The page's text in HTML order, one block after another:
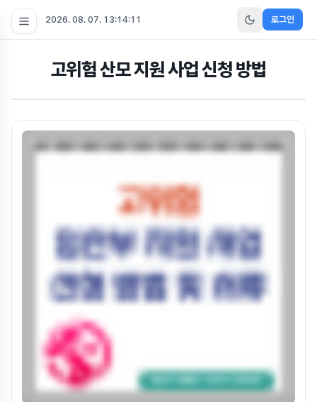
2026. 08. 07. 13:14:12 로그인
고위험 산모 지원 사업 신청 방법